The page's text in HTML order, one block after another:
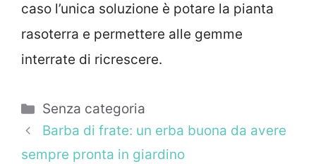
caso l’unica soluzione è potare la pianta
rasoterra e permettere alle gemme
interrate di ricrescere.
Categorie
Senza categoria
Barba di frate: un erba buona da avere
sempre pronta in giardino